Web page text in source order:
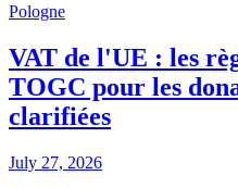
Pologne
VAT de l'UE : les
TOGC pour les
clarifiées
July 27, 2026